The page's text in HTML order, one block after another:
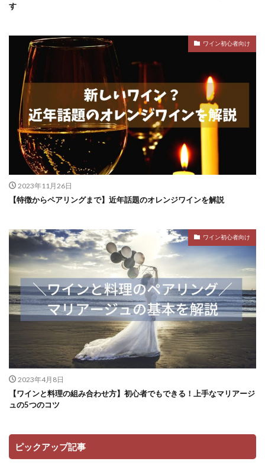
す
ワイン初心者向け
2023年11月26日
【特徴からペアリングまで】近年話題のオレンジワインを解説
ワイン初心者向け
2023年4月8日
【ワインと料理の組み合わせ方】初心者でもできる！上手なマリアージ
ュの5つのコツ
ピックアップ記事